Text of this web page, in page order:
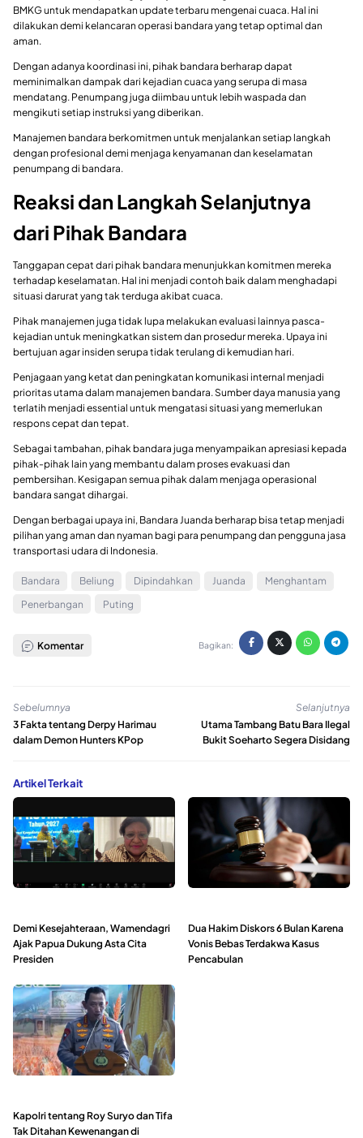
BMKG untuk mendapatkan update terbaru mengenai cuaca. Hal ini
dilakukan demi kelancaran operasi bandara yang tetap optimal dan
aman.
Dengan adanya koordinasi ini, pihak bandara berharap dapat
meminimalkan dampak dari kejadian cuaca yang serupa di masa
mendatang. Penumpang juga diimbau untuk lebih waspada dan
mengikuti setiap instruksi yang diberikan.
Manajemen bandara berkomitmen untuk menjalankan setiap langkah
dengan profesional demi menjaga kenyamanan dan keselamatan
penumpang di bandara.
Reaksi dan Langkah Selanjutnya
dari Pihak Bandara
Tanggapan cepat dari pihak bandara menunjukkan komitmen mereka
terhadap keselamatan. Hal ini menjadi contoh baik dalam menghadapi
situasi darurat yang tak terduga akibat cuaca.
Pihak manajemen juga tidak lupa melakukan evaluasi lainnya pasca-
kejadian untuk meningkatkan sistem dan prosedur mereka. Upaya ini
bertujuan agar insiden serupa tidak terulang di kemudian hari.
Penjagaan yang ketat dan peningkatan komunikasi internal menjadi
prioritas utama dalam manajemen bandara. Sumber daya manusia yang
terlatih menjadi essential untuk mengatasi situasi yang memerlukan
respons cepat dan tepat.
Sebagai tambahan, pihak bandara juga menyampaikan apresiasi kepada
pihak-pihak lain yang membantu dalam proses evakuasi dan
pembersihan. Kesigapan semua pihak dalam menjaga operasional
bandara sangat dihargai.
Dengan berbagai upaya ini, Bandara Juanda berharap bisa tetap menjadi
pilihan yang aman dan nyaman bagi para penumpang dan pengguna jasa
transportasi udara di Indonesia.
Bandara Beliung Dipindahkan Juanda
Menghantam
Penerbangan
Puting
Komentar Bagikan:
Sebelumnya
3 Fakta tentang Derpy Harimau
dalam Demon Hunters KPop
Selanjutnya
Utama Tambang Batu Bara Ilegal
Bukit Soeharto Segera Disidang
Artikel Terkait
Demi Kesejahteraan, Wamendagri
Ajak Papua Dukung Asta Cita
Presiden
Dua Hakim Diskors 6 Bulan Karena
Vonis Bebas Terdakwa Kasus
Pencabulan
Kapolri tentang Roy Suryo dan Tifa
Tak Ditahan Kewenangan di